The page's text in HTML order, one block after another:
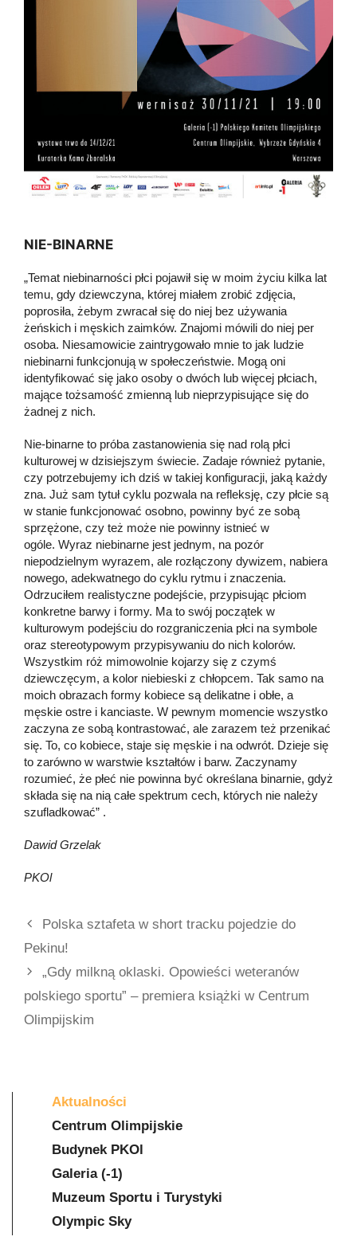
NIE-BINARNE
„Temat niebinarności płci pojawił się w moim życiu kilka lat
temu, gdy dziewczyna, której miałem zrobić zdjęcia,
poprosiła, żebym zwracał się do niej bez używania
żeńskich i męskich zaimków. Znajomi mówili do niej per
osoba. Niesamowicie zaintrygowało mnie to jak ludzie
niebinarni funkcjonują w społeczeństwie. Mogą oni
identyfikować się jako osoby o dwóch lub więcej płciach,
mające tożsamość zmienną lub nieprzypisujące się do
żadnej z nich.
Nie-binarne to próba zastanowienia się nad rolą płci
kulturowej w dzisiejszym świecie. Zadaje również pytanie,
czy potrzebujemy ich dziś w takiej konfiguracji, jaką każdy
zna. Już sam tytuł cyklu pozwala na refleksję, czy płcie są
w stanie funkcjonować osobno, powinny być ze sobą
sprzężone, czy też może nie powinny istnieć w
ogóle. Wyraz niebinarne jest jednym, na pozór
niepodzielnym wyrazem, ale rozłączony dywizem, nabiera
nowego, adekwatnego do cyklu rytmu i znaczenia.
Odrzuciłem realistyczne podejście, przypisując płciom
konkretne barwy i formy. Ma to swój początek w
kulturowym podejściu do rozgraniczenia płci na symbole
oraz stereotypowym przypisywaniu do nich kolorów.
Wszystkim róż mimowolnie kojarzy się z czymś
dziewczęcym, a kolor niebieski z chłopcem. Tak samo na
moich obrazach formy kobiece są delikatne i obłe, a
męskie ostre i kanciaste. W pewnym momencie wszystko
zaczyna ze sobą kontrastować, ale zarazem też przenikać
się. To, co kobiece, staje się męskie i na odwrót. Dzieje się
to zarówno w warstwie kształtów i barw. Zaczynamy
rozumieć, że płeć nie powinna być określana binarnie, gdyż
składa się na nią całe spektrum cech, których nie należy
szufladkować” .
Dawid Grzelak
PKOl
Polska sztafeta w short tracku pojedzie do
Pekinu!
„Gdy milkną oklaski. Opowieści weteranów
polskiego sportu” – premiera książki w Centrum
Olimpijskim
Aktualności
Centrum Olimpijskie
Budynek PKOl
Galeria (-1)
Muzeum Sportu i Turystyki
Olympic Sky